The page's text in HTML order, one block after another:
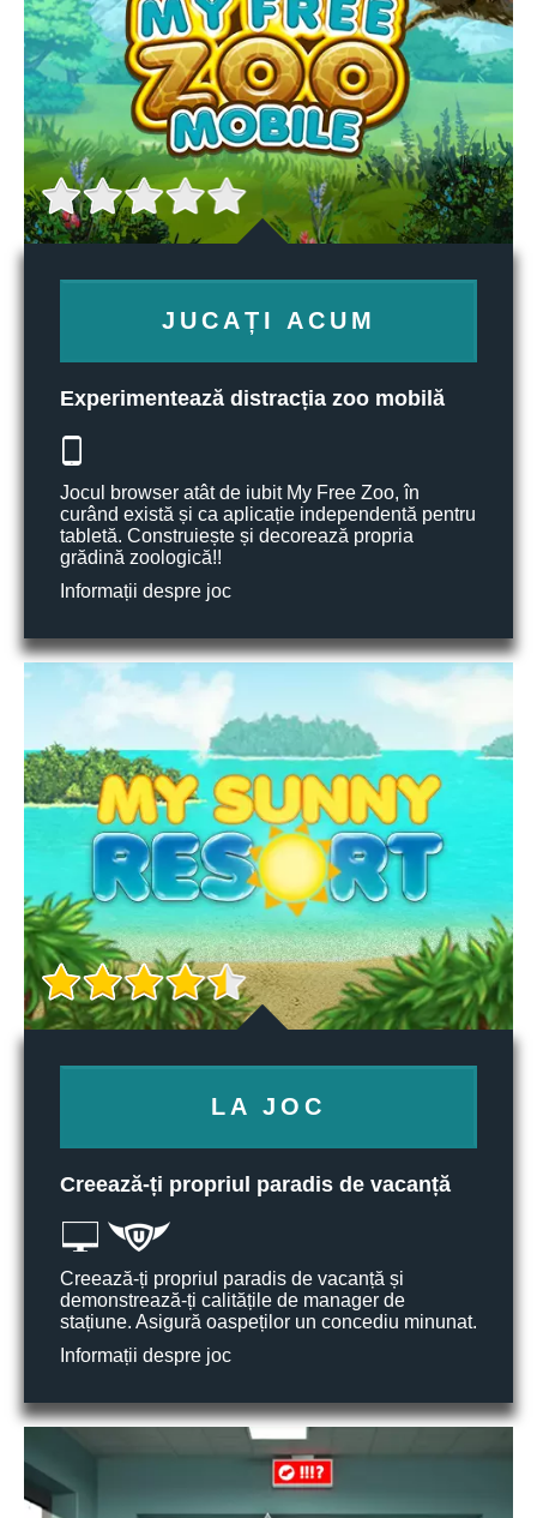
JUCAȚI ACUM
Experimentează distracția zoo mobilă
Jocul browser atât de iubit My Free Zoo, în
curând există și ca aplicație independentă pentru
tabletă. Construiește și decorează propria
grădină zoologică!!
Informații despre joc
LA JOC
Creează-ți propriul paradis de vacanță
Creează-ți propriul paradis de vacanță și
demonstrează-ți calitățile de manager de
stațiune. Asigură oaspeților un concediu minunat.
Informații despre joc